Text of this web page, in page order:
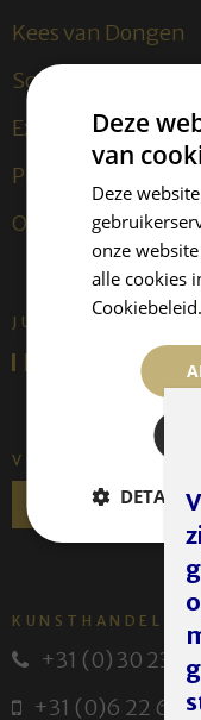
Kees van Dongen
Sculpturen
Exposities
Publicaties
Over ons
JUFFERMANS
VOLG ONS
KUNSTHANDEL
+31 (0) 30 231
+31 (0)6 22 614
Deze
van
Deze
onze
alle cookies
Cookiebeleid.
DETAILS